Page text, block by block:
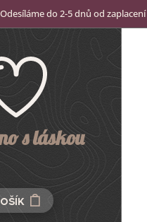
Odesíláme do 2-5 dnů od zaplacení
s láskou